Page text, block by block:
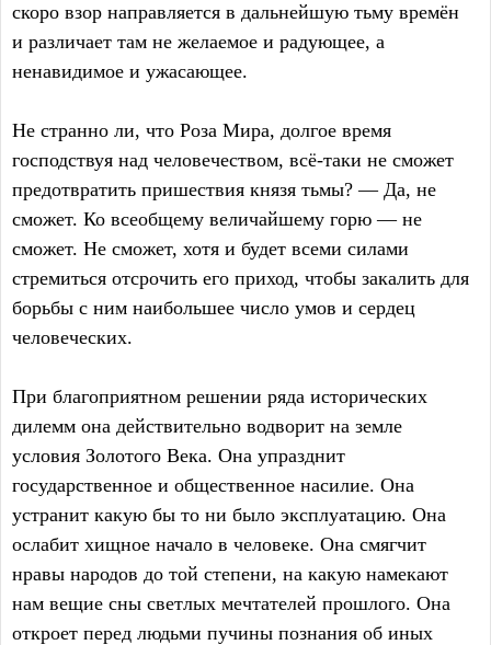
скоро взор направляется в дальнейшую тьму времён
и различает там не желаемое и радующее, а
ненавидимое и ужасающее.
Не странно ли, что Роза Мира, долгое время
господствуя над человечеством, всё-таки не сможет
предотвратить пришествия князя тьмы? — Да, не
сможет. Ко всеобщему величайшему горю — не
сможет. Не сможет, хотя и будет всеми силами
стремиться отсрочить его приход, чтобы закалить для
борьбы с ним наибольшее число умов и сердец
человеческих.
При благоприятном решении ряда исторических
дилемм она действительно водворит на земле
условия Золотого Века. Она упразднит
государственное и общественное насилие. Она
устранит какую бы то ни было эксплуатацию. Она
ослабит хищное начало в человеке. Она смягчит
нравы народов до той степени, на какую намекают
нам вещие сны светлых мечтателей прошлого. Она
откроет перед людьми пучины познания об иных